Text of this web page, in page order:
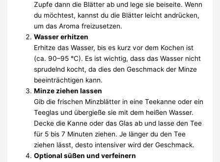
Zupfe dann die Blätter ab und lege sie beiseite. Wenn
du möchtest, kannst du die Blätter leicht andrücken,
um das Aroma freizusetzen.
Wasser erhitzen
Erhitze das Wasser, bis es kurz vor dem Kochen ist
(ca. 90–95 °C). Es ist wichtig, dass das Wasser nicht
sprudelnd kocht, da dies den Geschmack der Minze
beeinträchtigen kann.
Minze ziehen lassen
Gib die frischen Minzblätter in eine Teekanne oder ein
Teeglas und übergieße sie mit dem heißen Wasser.
Decke die Kanne oder das Glas ab und lasse den Tee
für 5 bis 7 Minuten ziehen. Je länger du den Tee
ziehen lässt, desto intensiver wird der Geschmack.
Optional süßen und verfeinern